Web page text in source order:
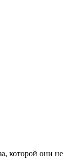
которой они не